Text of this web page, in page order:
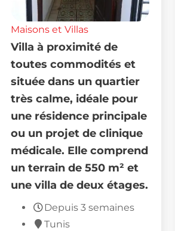
Maisons et Villas
Villa à proximité de
toutes commodités et
située dans un quartier
très calme, idéale pour
une résidence principale
ou un projet de clinique
médicale. Elle comprend
un terrain de 550 m² et
une villa de deux étages.
Depuis 3 semaines
Tunis